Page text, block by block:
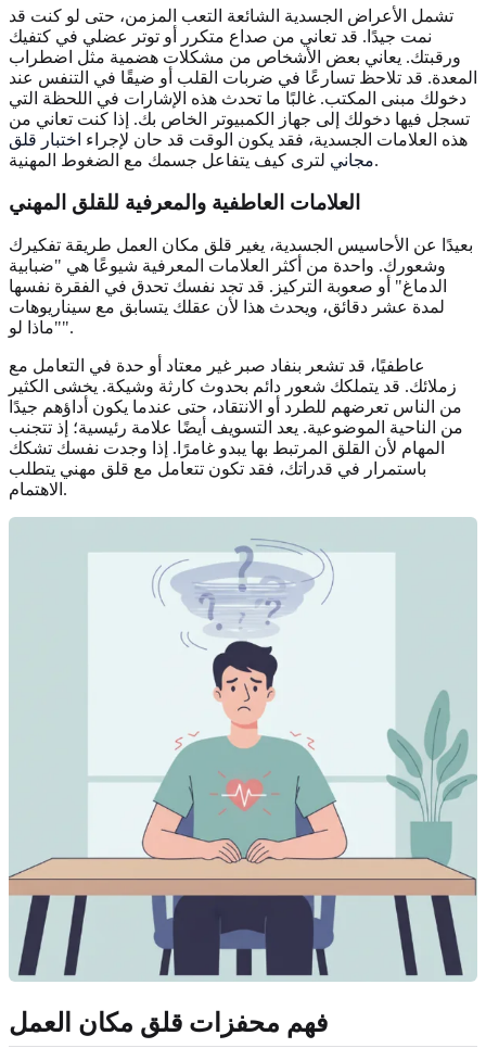
تشمل الأعراض الجسدية الشائعة التعب المزمن، حتى لو كنت قد
نمت جيدًا. قد تعاني من صداع متكرر أو توتر عضلي في كتفيك
ورقبتك. يعاني بعض الأشخاص من مشكلات هضمية مثل اضطراب
المعدة. قد تلاحظ تسارعًا في ضربات القلب أو ضيقًا في التنفس عند
دخولك مبنى المكتب. غالبًا ما تحدث هذه الإشارات في اللحظة التي
تسجل فيها دخولك إلى جهاز الكمبيوتر الخاص بك. إذا كنت تعاني من
هذه العلامات الجسدية، فقد يكون الوقت قد حان لإجراء اختبار قلق
مجانيلترى كيف يتفاعل جسمك مع الضغوط المهنية.
العلامات العاطفية والمعرفية للقلق المهني
بعيدًا عن الأحاسيس الجسدية، يغير قلق مكان العمل طريقة تفكيرك
وشعورك. واحدة من أكثر العلامات المعرفية شيوعًا هي "ضبابية
الدماغ" أو صعوبة التركيز. قد تجد نفسك تحدق في الفقرة نفسها
لمدة عشر دقائق، ويحدث هذا لأن عقلك يتسابق مع سيناريوهات
"ماذا لو".
عاطفيًا، قد تشعر بنفاد صبر غير معتاد أو حدة في التعامل مع
زملائك. قد يتملكك شعور دائم بحدوث كارثة وشيكة. يخشى الكثير
من الناس تعرضهم للطرد أو الانتقاد، حتى عندما يكون أداؤهم جيدًا
من الناحية الموضوعية. يعد التسويف أيضًا علامة رئيسية؛ إذ تتجنب
المهام لأن القلق المرتبط بها يبدو غامرًا. إذا وجدت نفسك تشكك
باستمرار في قدراتك، فقد تكون تتعامل مع قلق مهني يتطلب
الاهتمام.
فهم محفزات قلق مكان العمل